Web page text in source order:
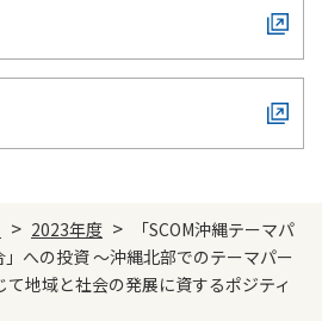
> 2023年度 >
「SCOM沖縄テーマパ
への投資 ～沖縄北部でのテーマパー
地域と社会の発展に資するポジティ